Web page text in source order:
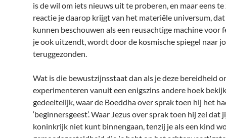
is de wil om iets nieuws uit te proberen, en maar eens te
reactie je daarop krijgt van het materiële universum,
kunnen beschouwen als een reusachtige machine voor
je ook uitzendt, wordt door de kosmische spiegel naar
teruggezonden.
Wat is die bewustzijnsstaat dan als je deze bereidheid
experimenteren vanuit een enigszins andere hoek
gedeeltelijk, waar de Boeddha over sprak toen hij het
‘beginnersgeest’. Waar Jezus over sprak toen hij zei dat
koninkrijk niet kunt binnengaan, tenzij je als een kind